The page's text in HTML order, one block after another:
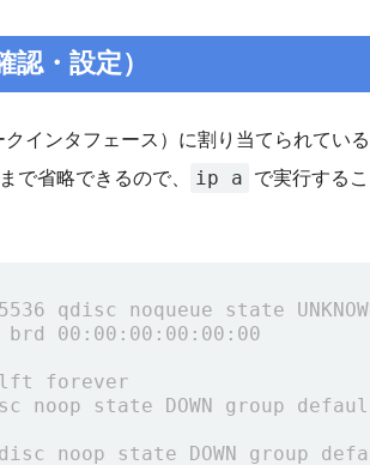
・設定）
インタフェース）に割り当てられてい
で省略できるので、 ip a で実行する